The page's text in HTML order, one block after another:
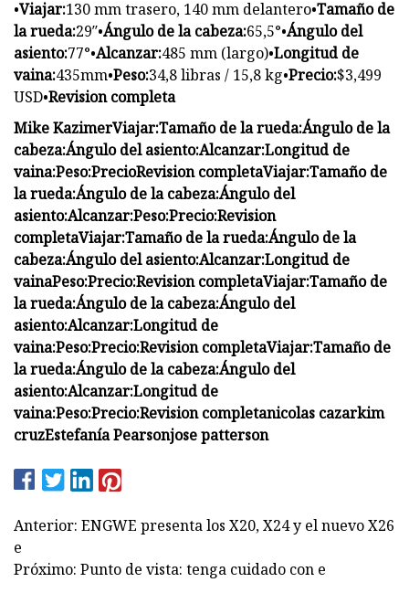
•Viajar:130 mm trasero, 140 mm delantero•Tamaño de
la rueda:29″•Ángulo de la cabeza:65,5°•Ángulo del
asiento:77°•Alcanzar:485 mm (largo)•Longitud de
vaina:435mm•Peso:34,8 libras / 15,8 kg•Precio:$3,499
USD•Revision completa
Mike KazimerViajar:Tamaño de la rueda:Ángulo de la
cabeza:Ángulo del asiento:Alcanzar:Longitud de
vaina:Peso:PrecioRevision completaViajar:Tamaño de
la rueda:Ángulo de la cabeza:Ángulo del
asiento:Alcanzar:Peso:Precio:Revision
completaViajar:Tamaño de la rueda:Ángulo de la
cabeza:Ángulo del asiento:Alcanzar:Longitud de
vainaPeso:Precio:Revision completaViajar:Tamaño de
la rueda:Ángulo de la cabeza:Ángulo del
asiento:Alcanzar:Longitud de
vaina:Peso:Precio:Revision completaViajar:Tamaño de
la rueda:Ángulo de la cabeza:Ángulo del
asiento:Alcanzar:Longitud de
vaina:Peso:Precio:Revision completanicolas cazarkim
cruzEstefanía Pearsonjose patterson
Anterior: ENGWE presenta los X20, X24 y el nuevo X26
e
Próximo: Punto de vista: tenga cuidado con e